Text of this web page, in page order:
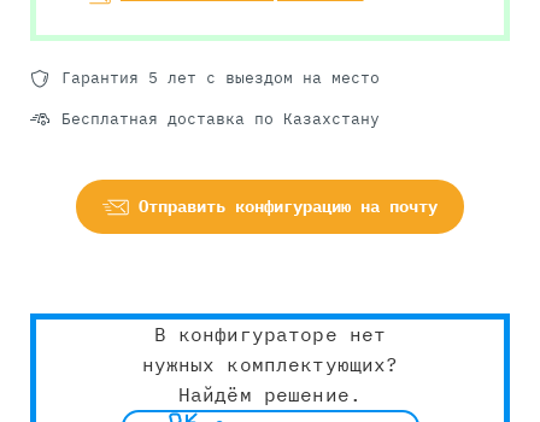
Гарантия 5 лет с выездом на место
Бесплатная доставка по Казахстану
Отправить конфигурацию на почту
В конфигураторе нет
нужных комплектующих?
Найдём решение.